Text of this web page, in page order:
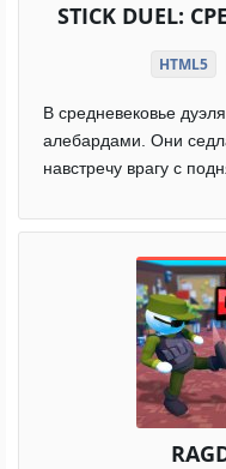
STICK DUEL:
HTML5
В средневековье
алебардами. Они
навстречу врагу с